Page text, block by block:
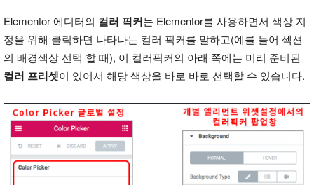
Elementor 에디터의 컬러 픽커는 Elementor를 사용하면서 색상 지
정을 위해 클릭하면 나타나는 컬러 픽커를 말하고(예를 들어 섹션
의 배경색상 선택 할 때), 이 컬러픽커의 아래 쪽에는 미리 준비된
컬러 프리셋이 있어서 해당 색상을 바로 바로 선택할 수 있습니다.